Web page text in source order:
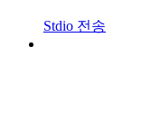
Stdio 전송